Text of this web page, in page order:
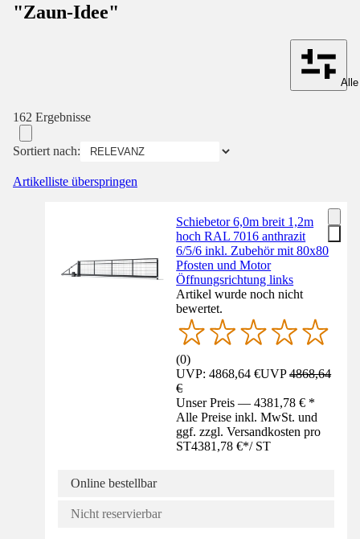
"Zaun-Idee"
162 Ergebnisse
Sortiert nach:
Artikelliste überspringen
Schiebetor 6,0m breit 1,2m
hoch RAL 7016 anthrazit
6/5/6 inkl. Zubehör mit 80x80
Pfosten und Motor
Öffnungsrichtung links
Artikel wurde noch nicht
bewertet.
(0)
UVP: 4868,64 €UVP4868,64
€
Unser Preis — 4381,78 € *
Alle Preise inkl. MwSt. und
ggf. zzgl. Versandkosten pro
ST4381,78 €*/ ST
Online bestellbar
Nicht reservierbar